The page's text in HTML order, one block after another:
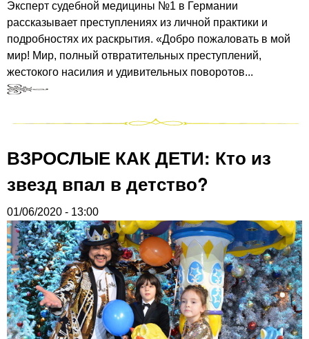
Эксперт судебной медицины №1 в Германии
рассказывает преступлениях из личной практики и
подробностях их раскрытия. «Добро пожаловать в мой
мир! Мир, полный отвратительных преступлений,
жестокого насилия и удивительных поворотов...
ВЗРОСЛЫЕ КАК ДЕТИ: Кто из
звезд впал в детство?
01/06/2020 - 13:00